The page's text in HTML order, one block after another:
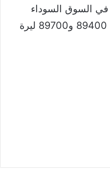
السوق السوداء
صباح اليوم الثلاثاء, ما بين 89400 و89700 ليرة